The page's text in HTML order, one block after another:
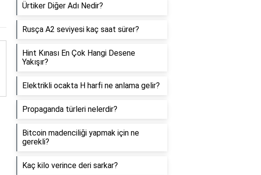
Ürtiker Diğer Adı Nedir?
Rusça A2 seviyesi kaç saat sürer?
Hint Kınası En Çok Hangi Desene
Yakışır?
Elektrikli ocakta H harfi ne anlama gelir?
Propaganda türleri nelerdir?
Bitcoin madenciliği yapmak için ne
gerekli?
Kaç kilo verince deri sarkar?